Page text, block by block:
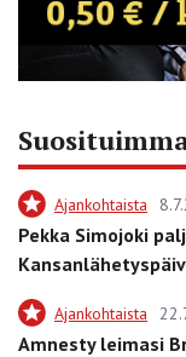
Ajankohtaista
Pekka Simojoki
Ajankohtaista
Amnesty leimasi